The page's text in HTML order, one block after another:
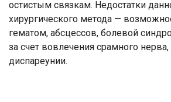
остистым связкам. Недостатки
хирургического метода —
гематом, абсцессов, болевой
за счет вовлечения срамного
диспареунии.